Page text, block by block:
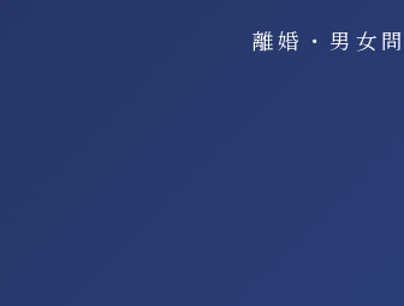
離婚・男女